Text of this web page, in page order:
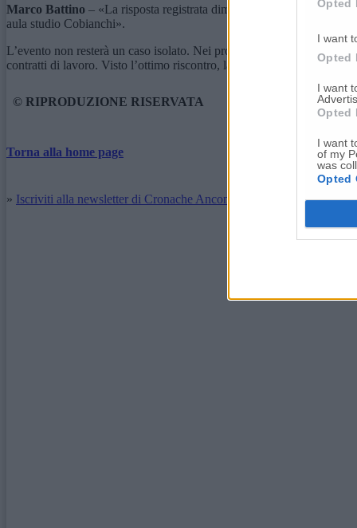
Opted
I want
Opted
I want
Opted
I want
of my
was
Opted
Marco Battino – «La risposta registrata dimostra l’importance di
aula studio Cobianchi».
L’evento non resterà un caso isolato. Nei prossimi giorni
contratti di lavoro. Visto l’ottimo riscontro, la rete territoriale è già al
© RIPRODUZIONE RISERVATA
Torna alla home page
» Iscriviti alla newsletter di Cronache Ancona